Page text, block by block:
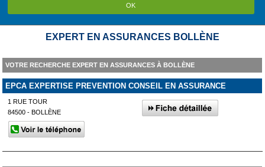
OK
EXPERT EN ASSURANCES BOLLÈNE
VOTRE RECHERCHE EXPERT EN ASSURANCES À BOLLÈNE
EPCA EXPERTISE PREVENTION CONSEIL EN ASSURANCE
1 RUE TOUR
84500 - BOLLÈNE